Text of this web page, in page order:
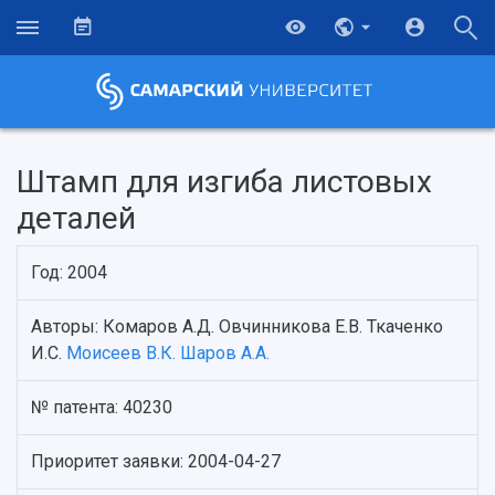
НАЗАД
История
Главные новости
Почему я выбираю Самарский университет?
Основные научные направления
Штамп для изгиба листовых
деталей
Год: 2004
Авторы: Комаров А.Д. Овчинникова Е.В. Ткаченко
И.С. Моисеев В.К. Шаров А.А.
№ патента: 40230
Приоритет заявки: 2004-04-27